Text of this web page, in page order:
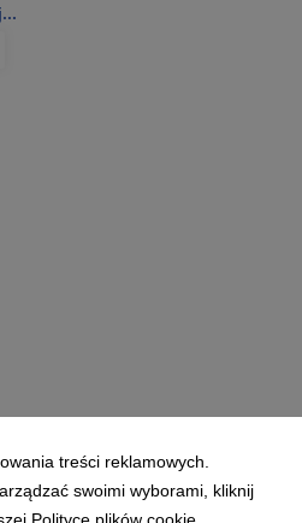
treści reklamowych.
swoimi wyborami, kliknij